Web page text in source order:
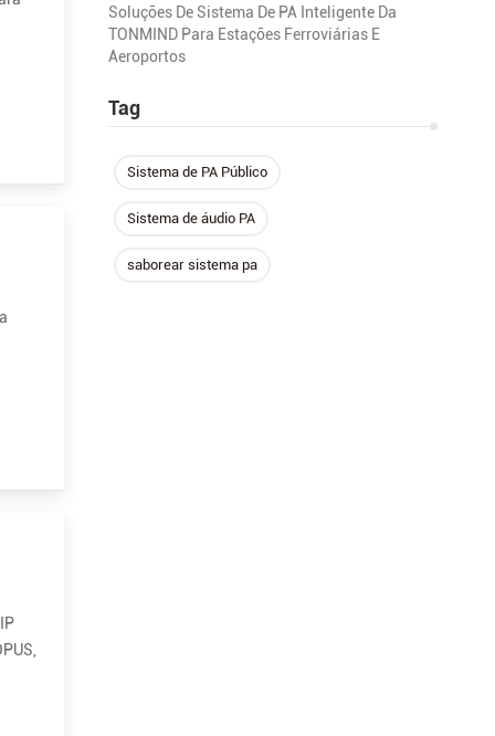
Soluções De Sistema De PA Inteligente Da
TONMIND Para Estações Ferroviárias E
Aeroportos
Tag
Sistema de PA Público
Sistema de áudio PA
saborear sistema pa